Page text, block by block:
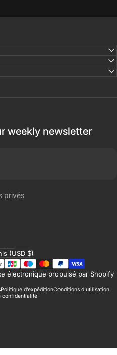
weekly newsletter
privés
électronique propulsé par Shopify
Politique d’expéditionConditions d’utilisation
confidentialité
(USD $)